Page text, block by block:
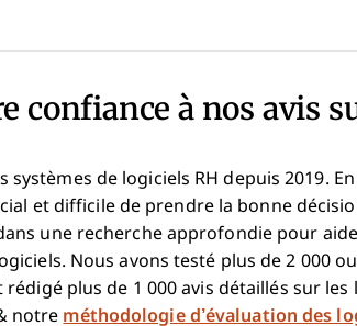
confiance à nos avis
de logiciels RH depuis 2019.
et difficile de prendre la bonne
une recherche approfondie pour
Nous avons testé plus de 2 000
plus de 1 000 avis détaillés sur les
notre méthodologie d’évaluation des